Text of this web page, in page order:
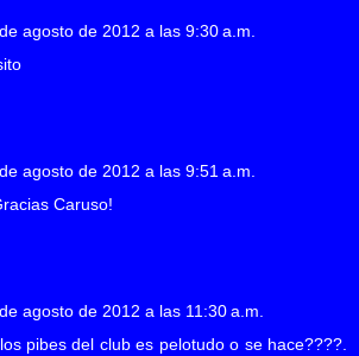
agosto de 2012 a las 9:30 a.m.
agosto de 2012 a las 9:51 a.m.
Caruso!
agosto de 2012 a las 11:30 a.m.
pibes del club es pelotudo o se hace????.